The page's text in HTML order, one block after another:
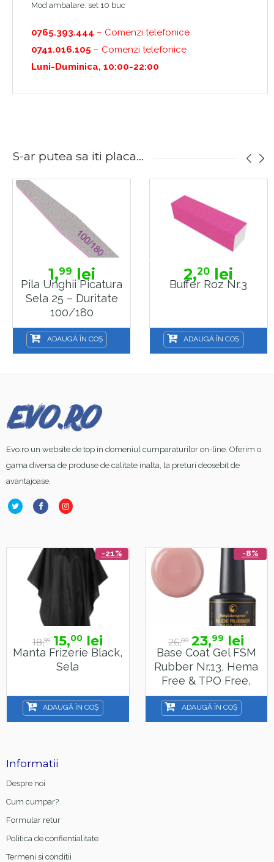
Mod ambalare: set 10 buc
0765.393.444 – Comenzi telefonice
0741.016.105 – Comenzi telefonice
Luni-Duminica, 10:00-22:00
S-ar putea sa iti placa...
1,99 lei
Pila Unghii Picatura
Sela 25 – Duritate
100/180
ADAUGĂ ÎN COȘ
2,20 lei
Buffer Roz Nr.3
ADAUGĂ ÎN COȘ
Evo.ro un website de top in domeniul cumparaturilor on-line. Oferim o
gama diversa de produse de calitate inalta, la preturi deosebit de
avantajoase.
-21%
18,99 15,00 lei
Manta Frizerie Black,
Sela
ADAUGĂ ÎN COȘ
-8%
26,00 23,99 lei
Base Coat Gel FSM
Rubber Nr.13, Hema
Free & TPO Free,
15ml
ADAUGĂ ÎN COȘ
Informatii
Despre noi
Cum cumpar?
Formular retur
Politica de confientialitate
Termeni si conditii